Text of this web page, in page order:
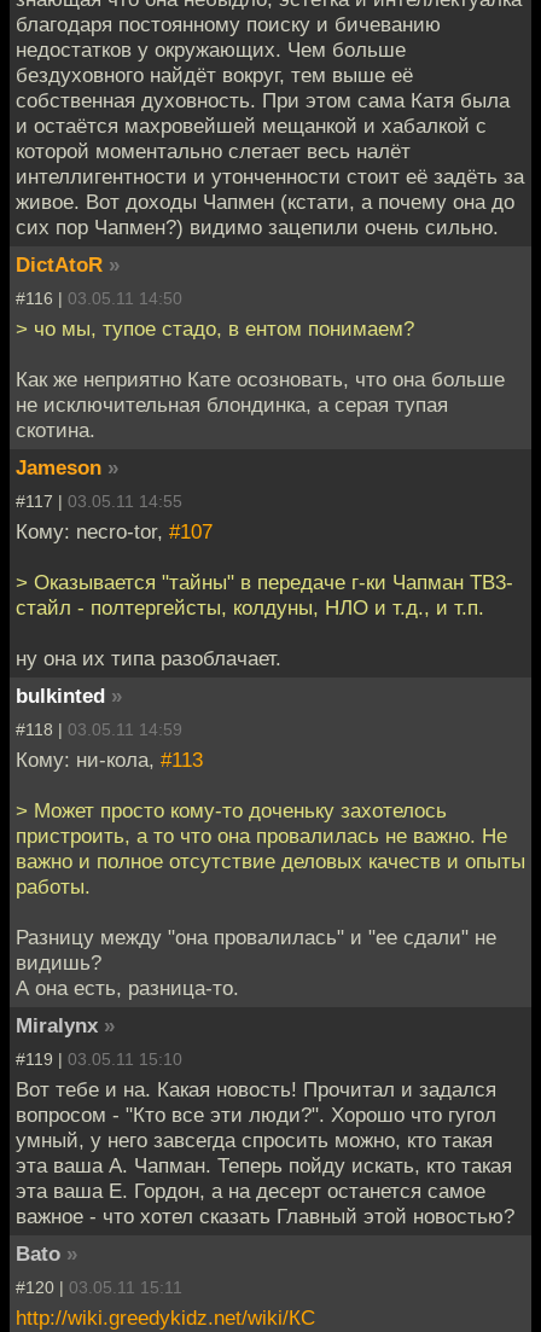
благодаря постоянному поиску и бичеванию
недостатков у окружающих. Чем больше
бездуховного найдёт вокруг, тем выше её
собственная духовность. При этом сама Катя была
и остаётся махровейшей мещанкой и хабалкой с
которой моментально слетает весь налёт
интеллигентности и утонченности стоит её задёть за
живое. Вот доходы Чапмен (кстати, а почему она до
сих пор Чапмен?) видимо зацепили очень сильно.
DictAtoR »
#116 | 03.05.11 14:50
> чо мы, тупое стадо, в ентом понимаем?
Как же неприятно Кате осозновать, что она больше
не исключительная блондинка, а серая тупая
скотина.
Jameson »
#117 | 03.05.11 14:55
Кому: necro-tor, #107
> Оказывается "тайны" в передаче г-ки Чапман ТВ3-
стайл - полтергейсты, колдуны, НЛО и т.д., и т.п.
ну она их типа разоблачает.
bulkinted »
#118 | 03.05.11 14:59
Кому: ни-кола, #113
> Может просто кому-то доченьку захотелось
пристроить, а то что она провалилась не важно. Не
важно и полное отсутствие деловых качеств и опыты
работы.
Разницу между "она провалилась" и "ее сдали" не
видишь?
А она есть, разница-то.
Miralynx »
#119 | 03.05.11 15:10
Вот тебе и на. Какая новость! Прочитал и задался
вопросом - "Кто все эти люди?". Хорошо что гугол
умный, у него завсегда спросить можно, кто такая
эта ваша А. Чапман. Теперь пойду искать, кто такая
эта ваша Е. Гордон, а на десерт останется самое
важное - что хотел сказать Главный этой новостью?
Bato »
#120 | 03.05.11 15:11
http://wiki.greedykidz.net/wiki/КС